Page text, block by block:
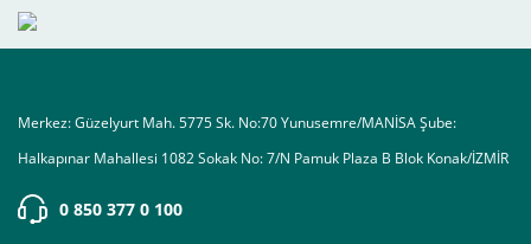
Merkez: Güzelyurt Mah. 5775 Sk. No:70 Yunusemre/MANİSA Şube:
Halkapınar Mahallesi 1082 Sokak No: 7/N Pamuk Plaza B Blok Konak/İZMİR
0 850 377 0 100